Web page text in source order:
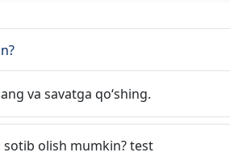
va savatga qo‘shing.
olish mumkin? test